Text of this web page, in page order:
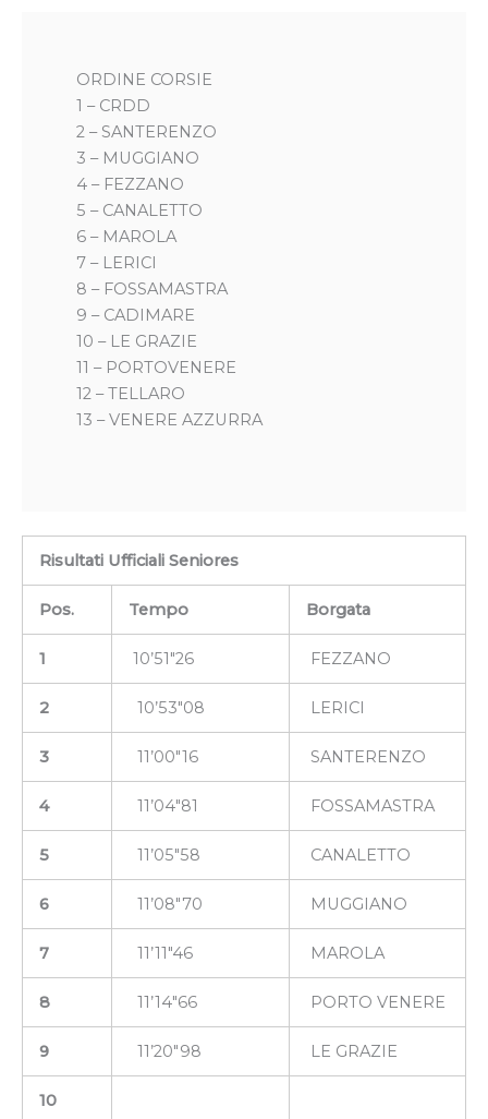
ORDINE CORSIE
1 – CRDD
2 – SANTERENZO
3 – MUGGIANO
4 – FEZZANO
5 – CANALETTO
6 – MAROLA
7 – LERICI
8 – FOSSAMASTRA
9 – CADIMARE
10 – LE GRAZIE
11 – PORTOVENERE
12 – TELLARO
13 – VENERE AZZURRA
Risultati Ufficiali Seniores
Pos. Tempo Borgata
1 10’51″26 FEZZANO
2 10’53″08 LERICI
3 11’00″16 SANTERENZO
4 11’04″81 FOSSAMASTRA
5 11’05″58 CANALETTO
6 11’08″70 MUGGIANO
7 11’11″46 MAROLA
8 11’14″66 PORTO VENERE
9 11’20″98 LE GRAZIE
10